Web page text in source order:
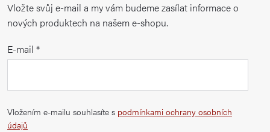
Vložte svůj e-mail a my vám budeme zasílat informace o
nových produktech na našem e-shopu.
E-mail
Vložením e-mailu souhlasíte s podmínkami ochrany osobních
údajů